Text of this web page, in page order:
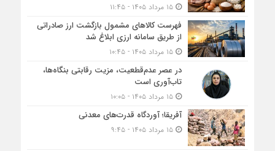
۱۵ مرداد ۱۴۰۵ - ۱۱:۴۵
فهرست کالاهای مشمول بازگشت ارز صادراتی
از طریق سامانه ارزی ابلاغ شد
۱۵ مرداد ۱۴۰۵ - ۱۰:۴۵
در عصر عدم‌قطعیت، مزیت رقابتی بنگاه‌ها،
تاب‌آوری است
۱۵ مرداد ۱۴۰۵ - ۱۰:۰۵
آفریقا؛ آوردگاه قدرت‌های معدنی
۱۵ مرداد ۱۴۰۵ - ۹:۴۵